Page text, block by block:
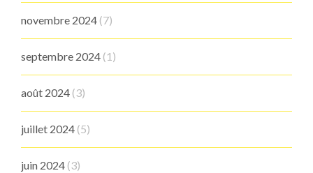
novembre 2024 (7)
septembre 2024 (1)
août 2024 (3)
juillet 2024 (5)
juin 2024 (3)